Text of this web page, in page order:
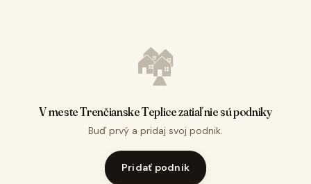
🏘️
V meste Trenčianske Teplice zatiaľ nie sú podniky
Buď prvý a pridaj svoj podnik.
Pridať podnik